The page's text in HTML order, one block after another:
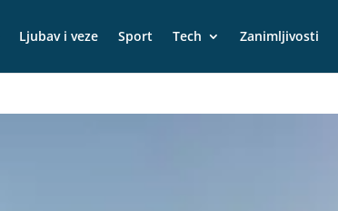
Ljubav i veze Sport Tech Zanimljivosti